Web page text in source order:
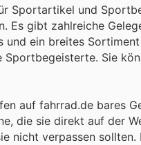
Sportartikel und
Es gibt zahlreiche
und ein breites
Sie
auf fahrrad.de bares
die sie direkt auf der
nicht verpassen